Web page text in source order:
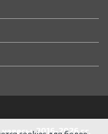
2016-2026 гг.